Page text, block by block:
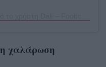
χαλάρωση